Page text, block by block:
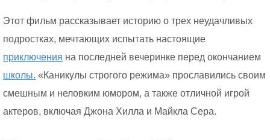
Этот фильм рассказывает историю о трех неудачливых
подростках, мечтающих испытать настоящие
приключения на последней вечеринке перед окончанием
школы. «Каникулы строгого режима» прославились своим
смешным и неловким юмором, а также отличной игрой
актеров, включая Джона Хилла и Майкла Сера.